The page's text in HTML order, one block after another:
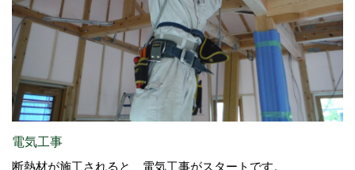
電気工事
断熱材が施工されると、電気工事がスタートです。